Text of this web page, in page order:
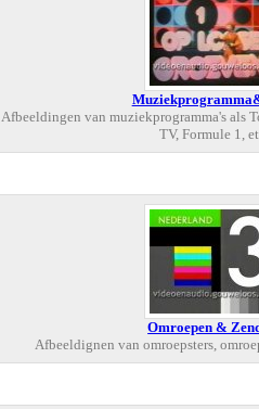
Afbeeldingen van muziekprogramma's als
TV, Formule 1,
Omroepen &
Afbeeldignen van omroepsters,